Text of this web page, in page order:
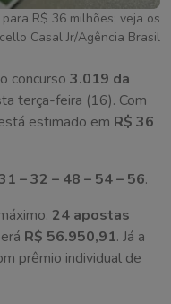
R$ 36 milhões; veja os
Casal Jr/Agência Brasil
concurso 3.019 da
terça-feira (16). Com
estimado em R$ 36
– 32 – 48 – 54 – 56.
24 apostas
R$ 56.950,91. Já a
prêmio individual de